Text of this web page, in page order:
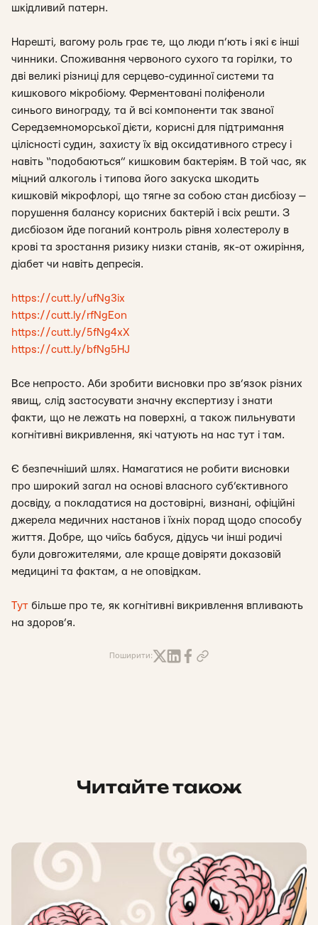
шкідливий патерн.
Нарешті, вагому роль грає те, що люди п’ють і які є інші
чинники. Споживання червоного сухого та горілки, то
дві великі різниці для серцево-судинної системи та
кишкового мікробіому. Ферментовані поліфеноли
синього винограду, та й всі компоненти так званої
Середземноморської дієти, корисні для підтримання
цілісності судин, захисту їх від оксидативного стресу і
навіть “подобаються” кишковим бактеріям. В той час, як
міцний алкоголь і типова його закуска шкодить
кишковій мікрофлорі, що тягне за собою стан дисбіозу —
порушення балансу корисних бактерій і всіх решти. З
дисбіозом йде поганий контроль рівня холестеролу в
крові та зростання ризику низки станів, як-от ожиріння,
діабет чи навіть депресія.
https://cutt.ly/ufNg3ix
https://cutt.ly/rfNgEon
https://cutt.ly/5fNg4xX
https://cutt.ly/bfNg5HJ
Все непросто. Аби зробити висновки про зв’язок різних
явищ, слід застосувати значну експертизу і знати
факти, що не лежать на поверхні, а також пильнувати
когнітивні викривлення, які чатують на нас тут і там.
Є безпечніший шлях. Намагатися не робити висновки
про широкий загал на основі власного суб’єктивного
досвіду, а покладатися на достовірні, визнані, офіційні
джерела медичних настанов і їхніх порад щодо способу
життя. Добре, що чиїсь бабуся, дідусь чи інші родичі
були довгожителями, але краще довіряти доказовій
медицині та фактам, а не оповідкам.
Тут більше про те, як когнітивні викривлення впливають
на здоров’я.
Поширити:
Читайте також